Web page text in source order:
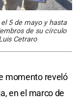
5 de mayo y hasta
de su círculo
Cetraro
momento reveló
en el marco de